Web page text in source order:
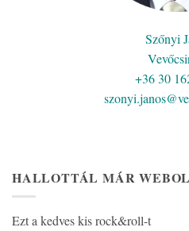
Szőnyi
+36 30
HALLOTTÁL MÁR
Ezt a kedves kis rock&roll-t